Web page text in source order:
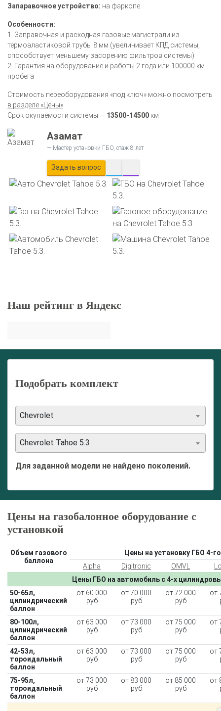
Запаравочное устройство: на фаркопе
Особенности:
1. Заправочная и расходная газовые магистрали из
термоаластиковой трубы 8 мм (увеличивает КПД системы,
способствует меньшему засорению фильтров системы)
2. Гарантия на оборудование и работы 2 года или 100000 км
пробега
Стоимость переоборудования «под ключ» можно посмотреть
в разделе «Цены»
Срок окупаемости системы — 13500-14500 км
Азамат
Мастер установки ГБО, стаж 8 лет
Задать вопрос
Наш рейтинг в Яндекс
Подобрать комплект
Chevrolet
Chevrolet Tahoe 5.3
Для заданной модели не найдено поколений.
Цены на газобалонное оборудование с
установкой
Объем газового
баллона
Цены на установку ГБО 4-
Alpha
Digitronic OMVL
Цены ГБО на автомобиль с 4-х
50-65л,
цилиндрический
баллон
от 60 000
руб
от 70 000
руб
от 72 000
руб
от
80-100л,
цилиндрический
баллон
от 63 000
руб
от 73 000
руб
от 75 000
руб
от
42-53л,
тороидальный
баллон
от 63 000
руб
от 73 000
руб
от 75 000
руб
от
75-95л,
тороидальный
баллон
от 73 000
руб
от 83 000
руб
от 85 000
руб
от